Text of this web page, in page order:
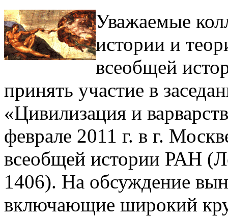
Уважаемые
истории и
всеобщей
принять участие в
«Цивилизация и
феврале 2011 г. в г.
всеобщей истории РАН
1406). На обсуждение
включающие широкий